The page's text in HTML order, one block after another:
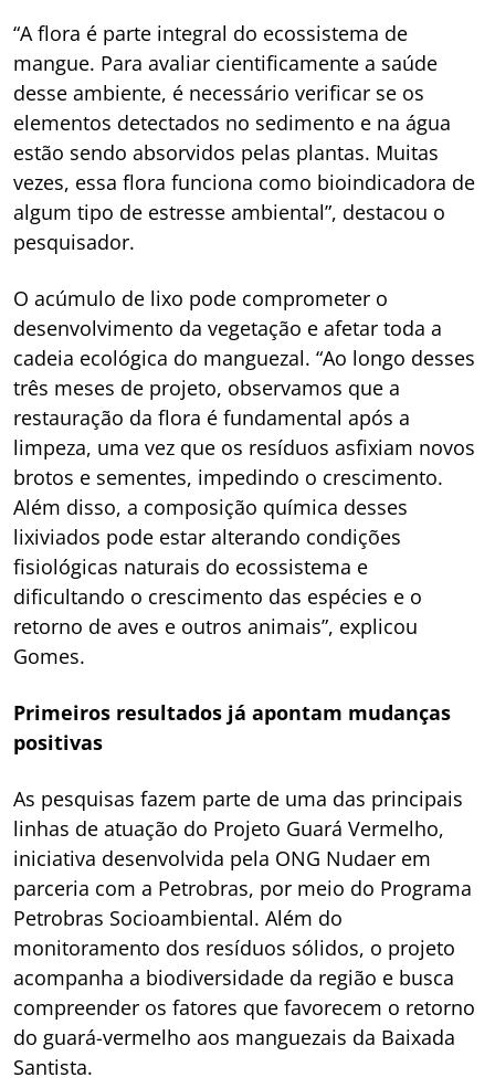
“A flora é parte integral do ecossistema de
mangue. Para avaliar cientificamente a saúde
desse ambiente, é necessário verificar se os
elementos detectados no sedimento e na água
estão sendo absorvidos pelas plantas. Muitas
vezes, essa flora funciona como bioindicadora de
algum tipo de estresse ambiental”, destacou o
pesquisador.
O acúmulo de lixo pode comprometer o
desenvolvimento da vegetação e afetar toda a
cadeia ecológica do manguezal. “Ao longo desses
três meses de projeto, observamos que a
restauração da flora é fundamental após a
limpeza, uma vez que os resíduos asfixiam novos
brotos e sementes, impedindo o crescimento.
Além disso, a composição química desses
lixiviados pode estar alterando condições
fisiológicas naturais do ecossistema e
dificultando o crescimento das espécies e o
retorno de aves e outros animais”, explicou
Gomes.
Primeiros resultados já apontam mudanças
positivas
As pesquisas fazem parte de uma das principais
linhas de atuação do Projeto Guará Vermelho,
iniciativa desenvolvida pela ONG Nudaer em
parceria com a Petrobras, por meio do Programa
Petrobras Socioambiental. Além do
monitoramento dos resíduos sólidos, o projeto
acompanha a biodiversidade da região e busca
compreender os fatores que favorecem o retorno
do guará-vermelho aos manguezais da Baixada
Santista.